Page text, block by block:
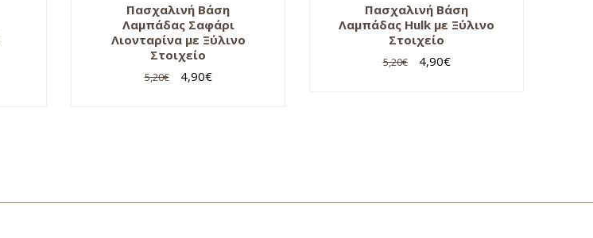
Πασχαλινή Βάση
Λαμπάδας Σαφάρι
Λιονταρίνα με Ξύλινο
Στοιχείο
5,20€ 4,90€
Πασχαλινή Βάση
Λαμπάδας Hulk με Ξύλινο
Στοιχείο
5,20€ 4,90€